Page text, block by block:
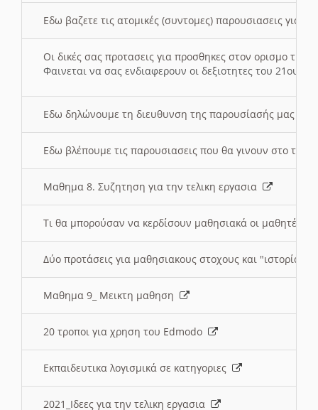
Εδω βαζετε τις ατομικές (συντομες) παρουσιασεις για
Οι δικές σας προτασεις για προσθηκες στον ορισμο
Φαινεται να σας ενδιαφερουν οι δεξιοτητες του 21ου
Εδω δηλώνουμε τη διευθυνση της παρουσίασής μας
Εδω βλέπουμε τις παρουσιασεις που θα γινουν στο
Μαθημα 8. Συζητηση για την τελικη εργασια
Τι θα μπορούσαν να κερδίσουν μαθησιακά οι μαθητές/
Δύο προτάσεις για μαθησιακους στοχους και "ιστορία"
Μαθημα 9_ Μεικτη μαθηση
20 τροποι για χρηση του Edmodo
Εκπαιδευτικα λογισμικά σε κατηγοριες
2021_Ιδεες για την τελικη εργασια